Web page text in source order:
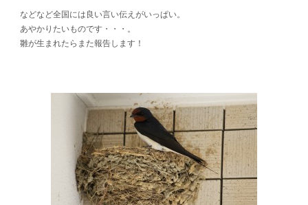
などなど全国には良い言い伝えがいっぱい。
あやかりたいものです・・・。
雛が生まれたらまた報告します！